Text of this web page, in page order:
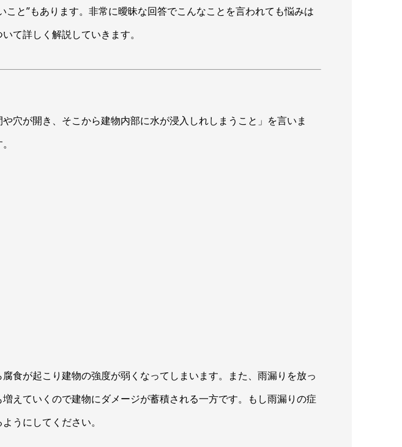
と”もあります。非常に曖昧な回答でこんなことを言われても悩みは
て詳しく解説していきます。
穴が開き、そこから建物内部に水が浸入しれしまうこと」を言いま
食が起こり建物の強度が弱くなってしまいます。また、雨漏りを放っ
えていくので建物にダメージが蓄積される一方です。もし雨漏りの症
うにしてください。